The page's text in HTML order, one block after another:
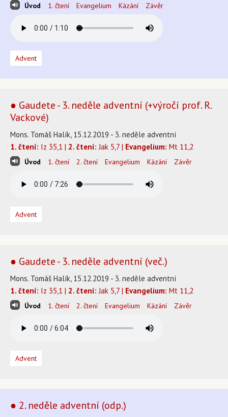
Úvod 1. čtení Evangelium Kázání Závěr
Advent
● Gaudete - 3. neděle adventní (+výročí prof. R.
Vackové)
Mons. Tomáš Halík, 15.12.2019 - 3. neděle adventní
1. čtení: Iz 35,1 | 2. čtení: Jak 5,7 | Evangelium: Mt 11,2
Úvod 1. čtení 2. čtení Evangelium Kázání Závěr
Advent
● Gaudete - 3. neděle adventní (več.)
Mons. Tomáš Halík, 15.12.2019 - 3. neděle adventní
1. čtení: Iz 35,1 | 2. čtení: Jak 5,7 | Evangelium: Mt 11,2
Úvod 1. čtení 2. čtení Evangelium Kázání Závěr
Advent
● 2. neděle adventní (odp.)